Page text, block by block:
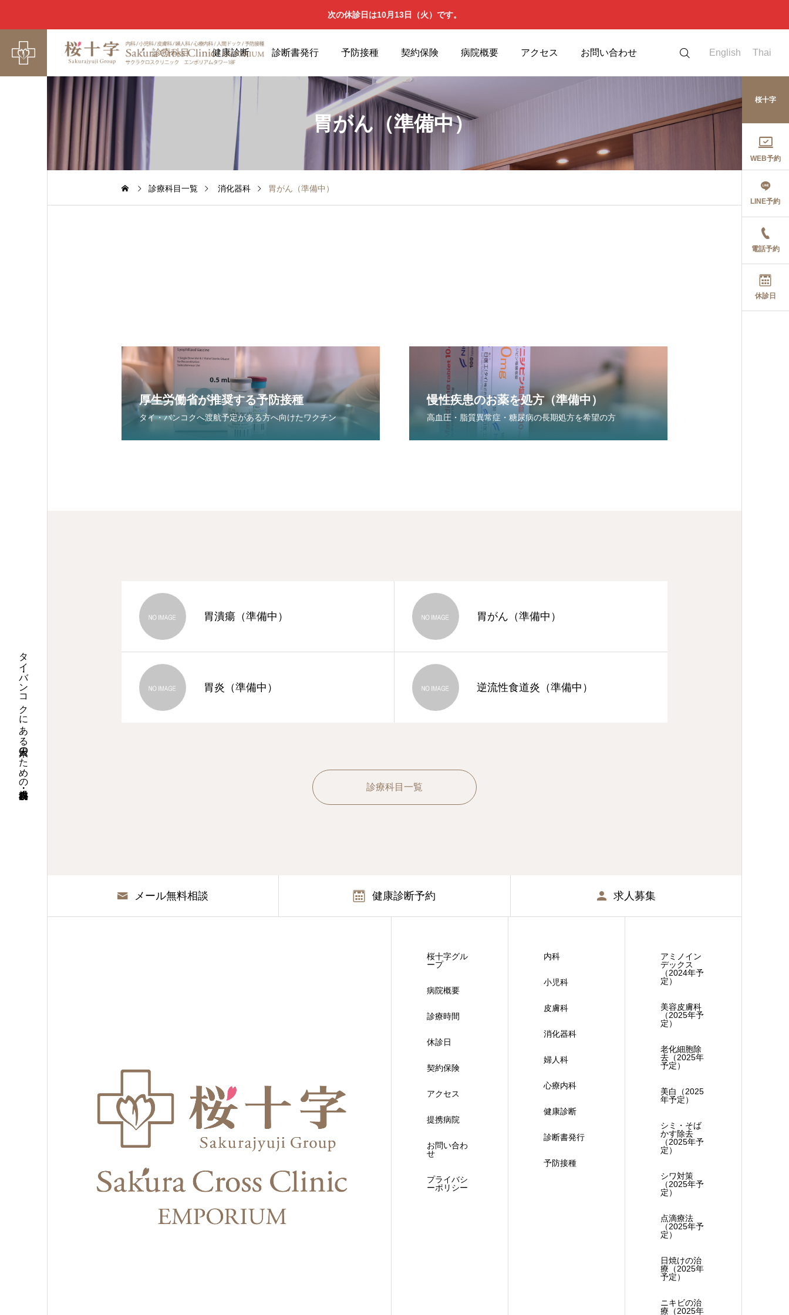
次の休診日は10月13日（火）です。
診療科目 健康診断 診断書発行 予防接種 契約保険 病院概要 アクセス お問い合わせ English Thai
タイ・バンコクにある日本人のための内科・小児科・皮膚科
桜十字

WEB予約
LINE予約
電話予約
休診日
胃がん（準備中）
診療科目一覧 消化器科 胃がん（準備中）
厚生労働省が推奨する予防接種
タイ・バンコクへ渡航予定がある方へ向けたワクチン
慢性疾患のお薬を処方（準備中）
高血圧・脂質異常症・糖尿病の長期処方を希望の方
胃潰瘍（準備中） 胃がん（準備中）
胃炎（準備中） 逆流性食道炎（準備中）
診療科目一覧
メール無料相談 健康診断予約 求人募集
桜十字グル
ープ
病院概要
診療時間
休診日
契約保険
アクセス
提携病院
お問い合わ
せ
プライバシ
ーポリシー
内科
小児科
皮膚科
消化器科
婦人科
心療内科
健康診断
診断書発行
予防接種
アミノイン
デックス
（2024年予
定）
美容皮膚科
（2025年予
定）
老化細胞除
去（2025年
予定）
美白（2025
年予定）
シミ・そば
かす除去
（2025年予
定）
シワ対策
（2025年予
定）
点滴療法
（2025年予
定）
日焼けの治
療（2025年
予定）
ニキビの治
療（2025年